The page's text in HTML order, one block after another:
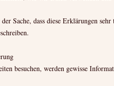
Sache, dass diese Erklärungen
besuchen, werden gewisse